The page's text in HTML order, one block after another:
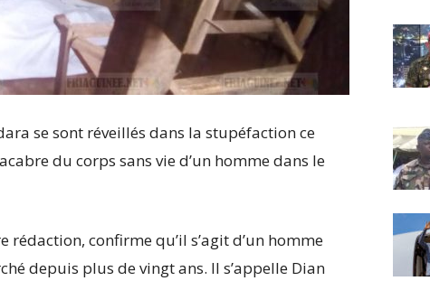
se sont réveillés dans la stupéfaction ce
du corps sans vie d’un homme dans le
confirme qu’il s’agit d’un homme
depuis plus de vingt ans. Il s’appelle Dian